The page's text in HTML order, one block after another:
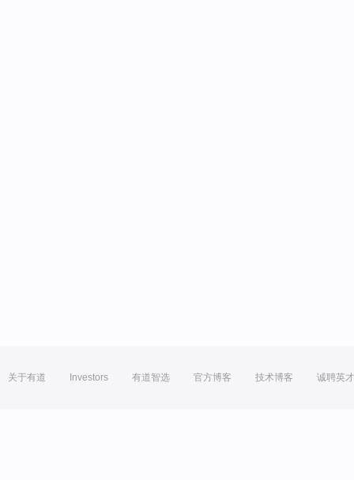
关于有道 Investors 有道智选 官方博客 技术博客 诚聘英才